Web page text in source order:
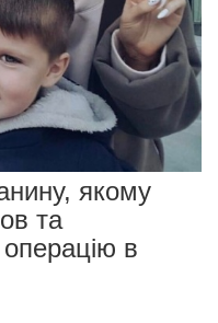
якому
та
в